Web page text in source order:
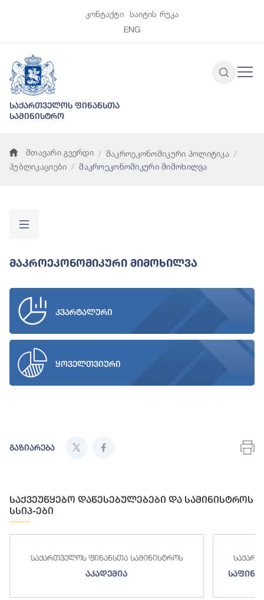
კონტაქტი
საიტის რუკა
ENG
საქართველოს ფინანსთა
სამინისტრო
მთავარი გვერდი
მაკროეკონომიკური პოლიტიკა
პუბლიკაციები
მაკროეკონომიკური მიმოხილვა
Მაკროეკონომიკური Მიმოხილვა
კვარტალური
ყოველთვიური
გაზიარება
საქვეუწყებო დაწესებულებები და სამინისტროს
სსიპ-ები
საქართველოს ფინანსთა სამინისტროს
აკადემია